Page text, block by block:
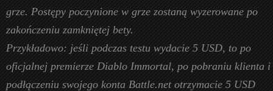
grze. Postępy poczynione w grze zostaną wyzerowane po
zakończeniu zamkniętej bety.
Przykładowo: jeśli podczas testu wydacie 5 USD, to po
oficjalnej premierze Diablo Immortal, po pobraniu klienta i
podłączeniu swojego konta Battle.net otrzymacie 5 USD